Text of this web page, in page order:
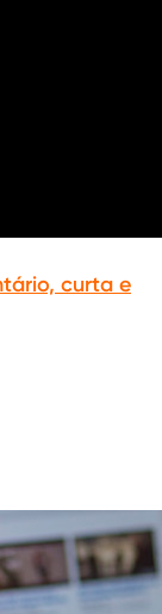
curta e